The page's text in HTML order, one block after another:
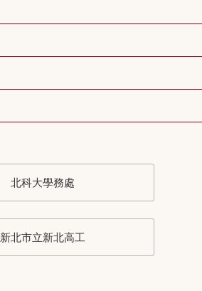
北科大學務處
新北市立新北高工